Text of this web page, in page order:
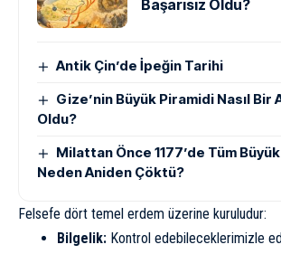
Başarısız Oldu?
Antik Çin’de İpeğin Tarihi
Gize’nin Büyük Piramidi Nasıl Bir
Oldu?
Milattan Önce 1177’de Tüm
Neden Aniden Çöktü?
Felsefe dört temel erdem üzerine kuruludur:
Bilgelik:Kontrol edebileceklerimizle